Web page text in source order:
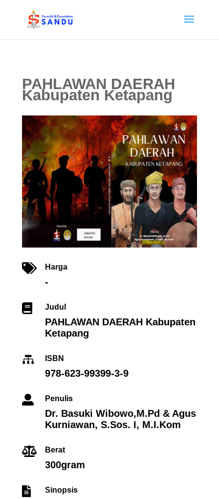
PAHLAWAN DAERAH
Kabupaten Ketapang
 Harga
-
 Judul
PAHLAWAN DAERAH Kabupaten
Ketapang
 ISBN
978-623-99399-3-9
 Penulis
Dr. Basuki Wibowo,M.Pd & Agus
Kurniawan, S.Sos. I, M.I.Kom
 Berat
300gram
 Sinopsis